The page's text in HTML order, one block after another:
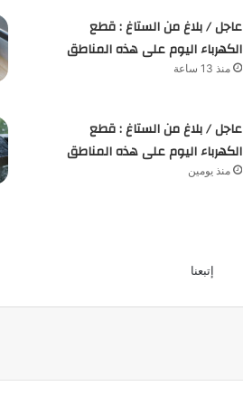
عاجل / بلاغ من الستاغ : قطع
الكهرباء اليوم على هذه المناطق
منذ 13 ساعة
عاجل / بلاغ من الستاغ : قطع
الكهرباء اليوم على هذه المناطق
منذ يومين
إتبعنا